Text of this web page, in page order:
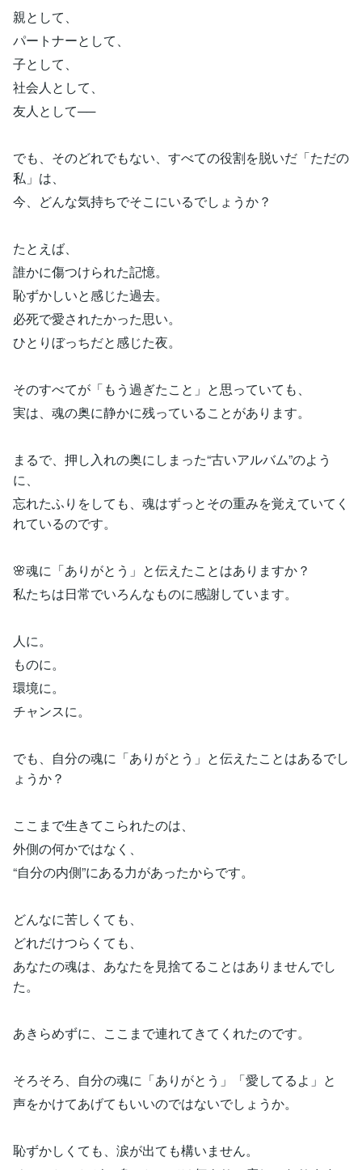
親として、
パートナーとして、
子として、
社会人として、
友人として──
でも、そのどれでもない、すべての役割を脱いだ「ただの
私」は、
今、どんな気持ちでそこにいるでしょうか？
たとえば、
誰かに傷つけられた記憶。
恥ずかしいと感じた過去。
必死で愛されたかった思い。
ひとりぼっちだと感じた夜。
そのすべてが「もう過ぎたこと」と思っていても、
実は、魂の奥に静かに残っていることがあります。
まるで、押し入れの奥にしまった“古いアルバム”のよう
に、
忘れたふりをしても、魂はずっとその重みを覚えていてく
れているのです。
🌸魂に「ありがとう」と伝えたことはありますか？
私たちは日常でいろんなものに感謝しています。
人に。
ものに。
環境に。
チャンスに。
でも、自分の魂に「ありがとう」と伝えたことはあるでし
ょうか？
ここまで生きてこられたのは、
外側の何かではなく、
“自分の内側”にある力があったからです。
どんなに苦しくても、
どれだけつらくても、
あなたの魂は、あなたを見捨てることはありませんでし
た。
あきらめずに、ここまで連れてきてくれたのです。
そろそろ、自分の魂に「ありがとう」「愛してるよ」と
声をかけてあげてもいいのではないでしょうか。
恥ずかしくても、涙が出ても構いません。